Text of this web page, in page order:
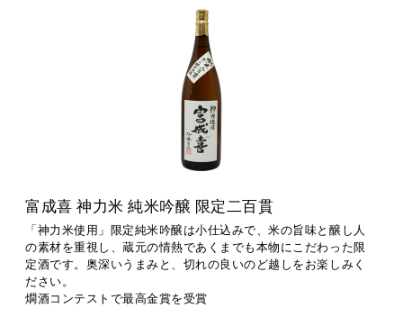
富成喜 神力米 純米吟醸 限定二百貫
「神力米使用」限定純米吟醸は小仕込みで、米の旨味と醸し人
の素材を重視し、蔵元の情熱であくまでも本物にこだわった限
定酒です。奥深いうまみと、切れの良いのど越しをお楽しみく
ださい。
燗酒コンテストで最高金賞を受賞